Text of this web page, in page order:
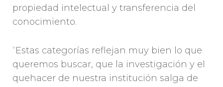
propiedad intelectual y transferencia del
conocimiento.
“Estas categorías reflejan muy bien lo que
queremos buscar, que la investigación y el
quehacer de nuestra institución salga de